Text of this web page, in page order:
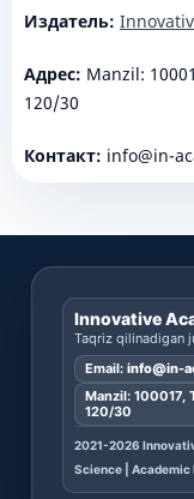
Издатель:
Адрес: Manzil:
120/30
Контакт: info@in-
Innovative
Taqriz qilinadigan
Email: info@in-
Manzil: 100017,
120/30
2021-2026
Science |